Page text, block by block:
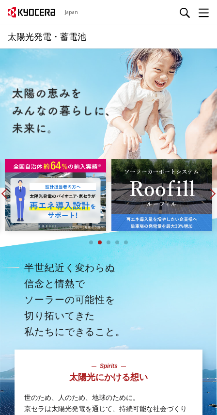
Japan
太陽光発電・蓄電池
半世紀近く変わらぬ
信念と情熱で
ソーラーの可能性を
切り拓いてきた
私たちにできること。
Spirits
太陽光にかける想い
世のため、人のため、地球のために。
京セラは太陽光発電を通じて、 持続可能な社会づくり